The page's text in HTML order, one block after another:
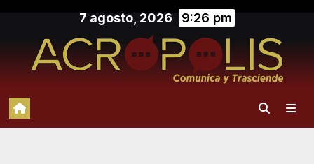
contenido
7 agosto, 2026 9:26 pm